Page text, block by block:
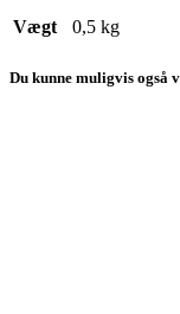
Vægt 0,5 kg
Du kunne muligvis også